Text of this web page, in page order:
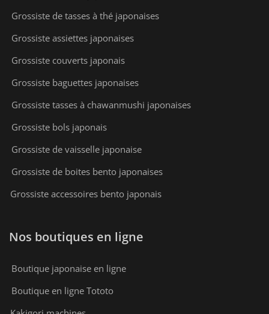
Grossiste de tasses à thé japonaises
Grossiste assiettes japonaises
Grossiste couverts japonais
Grossiste baguettes japonaises
Grossiste tasses à chawanmushi japonaises
Grossiste bols japonais
Grossiste de vaisselle japonaise
Grossiste de boites bento japonaises
Grossiste accessoires bento japonais
Nos boutiques en ligne
Boutique japonaise en ligne
Boutique en ligne Tototo